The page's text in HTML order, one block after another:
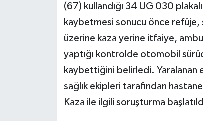
(67) kullandığı 34 UG 030
kaybetmesi sonucu önce
üzerine kaza yerine itfaiye,
yaptığı kontrolde otomobil
kaybettiğini belirledi. Yaralanan
sağlık ekipleri tarafından
Kaza ile ilgili soruşturma